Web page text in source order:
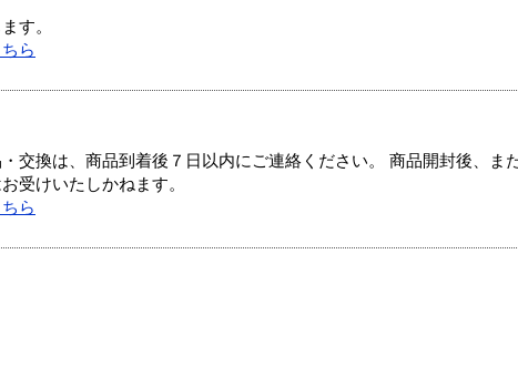
す。
ら
交換は、商品到着後７日以内にご連絡ください。 商品開封後、ま
受けいたしかねます。
ら